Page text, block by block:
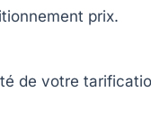
prix.
de votre